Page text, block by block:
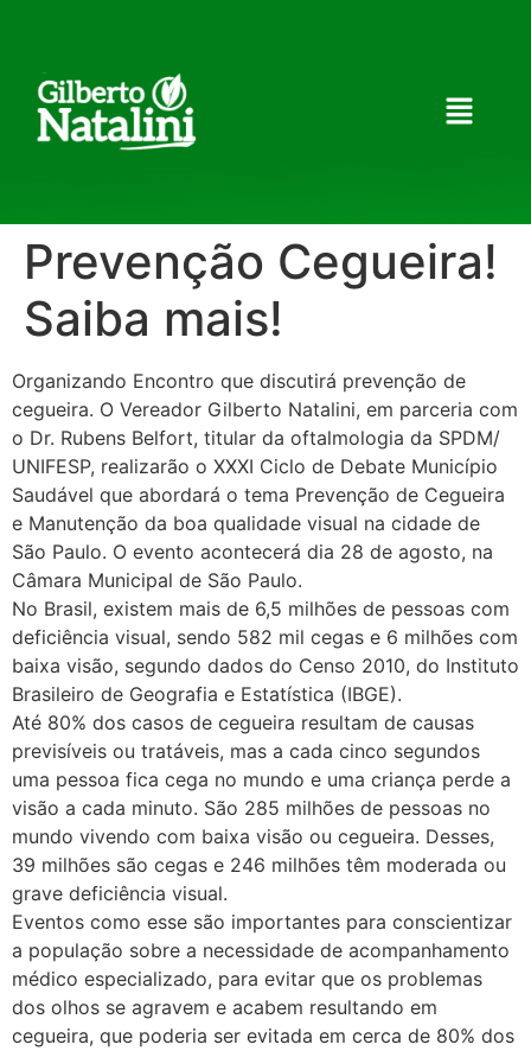
Prevenção Cegueira!
Saiba mais!
Organizando Encontro que discutirá prevenção de
cegueira. O Vereador Gilberto Natalini, em parceria com
o Dr. Rubens Belfort, titular da oftalmologia da SPDM/
UNIFESP, realizarão o XXXI Ciclo de Debate Município
Saudável que abordará o tema Prevenção de Cegueira
e Manutenção da boa qualidade visual na cidade de
São Paulo. O evento acontecerá dia 28 de agosto, na
Câmara Municipal de São Paulo.
No Brasil, existem mais de 6,5 milhões de pessoas com
deficiência visual, sendo 582 mil cegas e 6 milhões com
baixa visão, segundo dados do Censo 2010, do Instituto
Brasileiro de Geografia e Estatística (IBGE).
Até 80% dos casos de cegueira resultam de causas
previsíveis ou tratáveis, mas a cada cinco segundos
uma pessoa fica cega no mundo e uma criança perde a
visão a cada minuto. São 285 milhões de pessoas no
mundo vivendo com baixa visão ou cegueira. Desses,
39 milhões são cegas e 246 milhões têm moderada ou
grave deficiência visual.
Eventos como esse são importantes para conscientizar
a população sobre a necessidade de acompanhamento
médico especializado, para evitar que os problemas
dos olhos se agravem e acabem resultando em
cegueira, que poderia ser evitada em cerca de 80% dos